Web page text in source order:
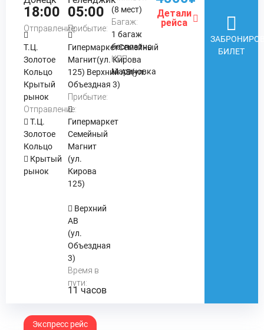
18:00
Отправление:
Т.Ц.
Золотое
Кольцо
Крытый
рынок
Отправление:
Т.Ц.
Золотое
Кольцо
Крытый
рынок
05:00
Прибытие:
ГипермаркетСемейный
Магнит(ул. Кирова
125) Верхний АВ(ул.
Объездная 3)
Прибытие:
Гипермаркет
Семейный
Магнит
(ул.
Кирова
125)
Верхний
АВ
(ул.
Объездная
3)
Время в
пути:
11 часов
(8 мест)
Багаж:
1 багаж
бесплатно
КПП:
Мариновка
Детали
рейса
БИЛЕТ
Экспресс рейс